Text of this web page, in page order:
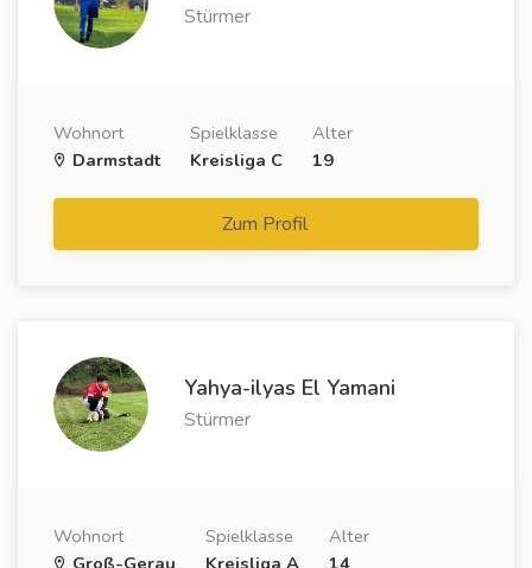
Stürmer
Wohnort
Darmstadt
Spielklasse
Kreisliga C
Alter
19
Zum Profil
Yahya-ilyas El Yamani
Stürmer
Wohnort
Groß-Gerau
Spielklasse
Kreisliga A
Alter
14